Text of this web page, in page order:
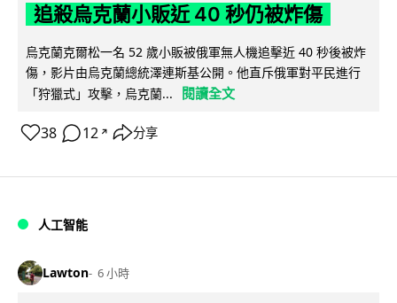
追殺烏克蘭小販近 40 秒仍被炸傷
烏克蘭克爾松一名 52 歲小販被俄軍無人機追擊近 40 秒後被炸
傷，影片由烏克蘭總統澤連斯基公開。他直斥俄軍對平民進行
「狩獵式」攻擊，烏克蘭...
閱讀全文
38 12 ↗ 分享
人工智能
Lawton 6 小時